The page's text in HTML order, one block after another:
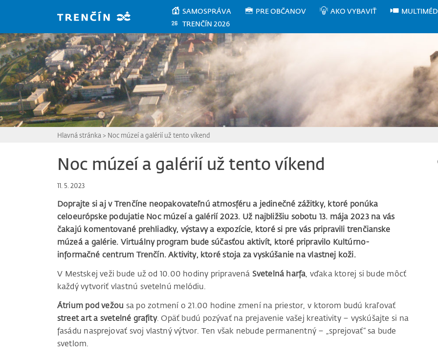
SAMOSPRÁVA PRE OBČANOV AKO VYBAVIŤ
TRENČÍN 2026
Hlavná stránka > Noc múzeí a galérií už tento víkend
Noc múzeí a galérií už tento víkend
11. 5. 2023
Doprajte si aj v Trenčíne neopakovateľnú atmosféru a jedinečné zážitky, ktoré ponúka
celoeurópske podujatie Noc múzeí a galérií 2023. Už najbližšiu sobotu 13. mája 2023 na vás
čakajú komentované prehliadky, výstavy a expozície, ktoré si pre vás pripravili trenčianske
múzeá a galérie. Virtuálny program bude súčasťou aktivít, ktoré pripravilo Kultúrno-
informačné centrum Trenčín. Aktivity, ktoré stoja za vyskúšanie na vlastnej koži.
V Mestskej veži bude už od 10.00 hodiny pripravená Svetelná harfa, vďaka ktorej si bude môcť
každý vytvoriť vlastnú svetelnú melódiu.
Átrium pod vežou sa po zotmení o 21.00 hodine zmení na priestor, v ktorom budú kraľovať
street art a svetelné grafity. Opäť budú pozývať na prejavenie vašej kreativity – vyskúšajte si na
fasádu nasprejovať svoj vlastný výtvor. Ten však nebude permanentný – „sprejovať“ sa bude
svetlom.